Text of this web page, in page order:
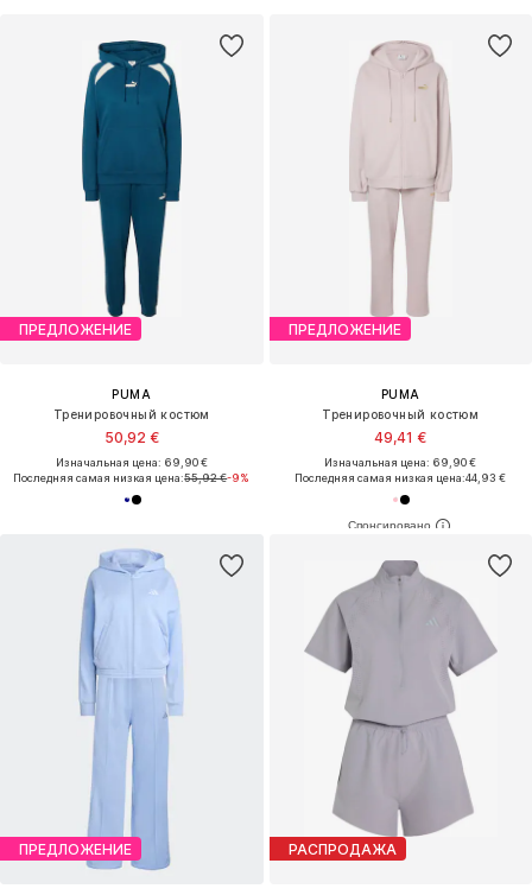
ПРЕДЛОЖЕНИЕ
PUMA
Тренировочный костюм
50,92 €
Изначальная цена: 69,90 €
Последняя самая низкая цена:55,92 €-9%
ПРЕДЛОЖЕНИЕ
PUMA
Тренировочный костюм
49,41 €
Изначальная цена: 69,90 €
Последняя самая низкая цена:44,93 €
ПРЕДЛОЖЕНИЕ РАСПРОДАЖА